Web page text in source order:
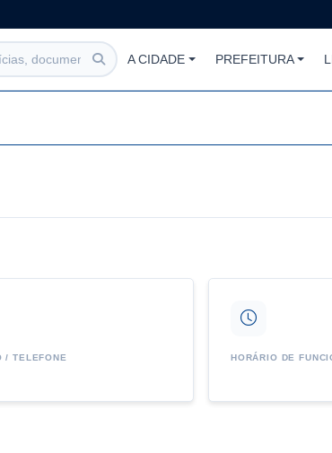
A CIDADE PREFEITURA
/ TELEFONE HORÁRIO DE